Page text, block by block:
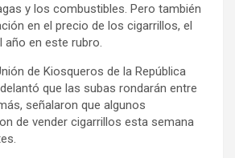
y los combustibles. Pero también
en el precio de los cigarrillos, el
en este rubro.
de Kiosqueros de la República
que las subas rondarán entre
señalaron que algunos
de vender cigarrillos esta semana